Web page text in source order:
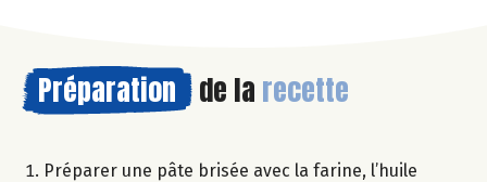
Préparation de la recette
Préparer une pâte brisée avec la farine, l’huile